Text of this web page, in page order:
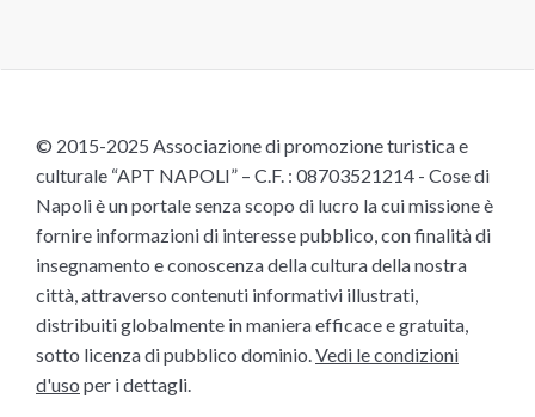
© 2015-2025 Associazione di promozione turistica e
culturale “APT NAPOLI” – C.F. : 08703521214 - Cose di
Napoli è un portale senza scopo di lucro la cui missione è
fornire informazioni di interesse pubblico, con finalità di
insegnamento e conoscenza della cultura della nostra
città, attraverso contenuti informativi illustrati,
distribuiti globalmente in maniera efficace e gratuita,
sotto licenza di pubblico dominio. Vedi le condizioni
d'uso per i dettagli.